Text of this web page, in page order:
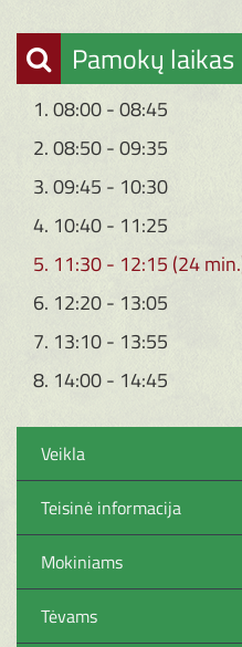
Pamokų laikas
1. 08:00 - 08:45
2. 08:50 - 09:35
3. 09:45 - 10:30
4. 10:40 - 11:25
5. 11:30 - 12:15 (24
6. 12:20 - 13:05
7. 13:10 - 13:55
8. 14:00 - 14:45
Veikla
Teisinė informacija
Mokiniams
Tėvams